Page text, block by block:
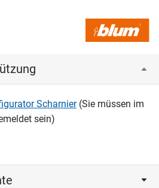
Scharnier(Sie müssen im
sein)